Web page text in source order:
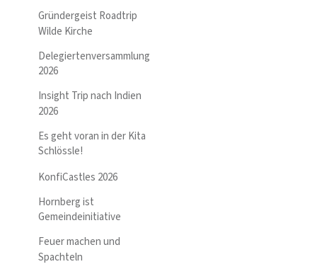
Gründergeist Roadtrip
Wilde Kirche
Delegiertenversammlung
2026
Insight Trip nach Indien
2026
Es geht voran in der Kita
Schlössle!
KonfiCastles 2026
Hornberg ist
Gemeindeinitiative
Feuer machen und
Spachteln